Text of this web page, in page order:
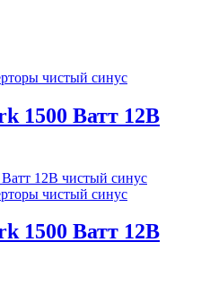
чистый синус
1500 Ватт 12В
чистый синус
1500 Ватт 12В